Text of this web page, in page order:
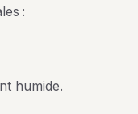
:
humide.